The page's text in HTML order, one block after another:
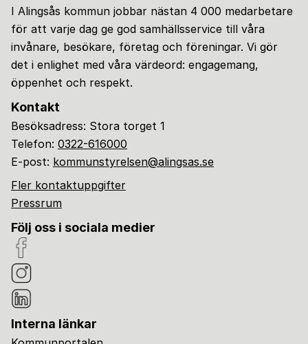
I Alingsås kommun jobbar nästan 4 000 medarbetare
för att varje dag ge god samhällsservice till våra
invånare, besökare, företag och föreningar. Vi gör
det i enlighet med våra värdeord: engagemang,
öppenhet och respekt.
Kontakt
Besöksadress: Stora torget 1
Telefon: 0322-616000
E-post: kommunstyrelsen@alingsas.se
Fler kontaktuppgifter
Pressrum
Följ oss i sociala medier
Interna länkar